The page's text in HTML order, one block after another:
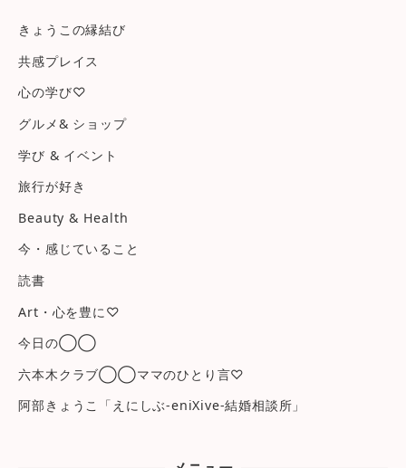
きょうこの縁結び
共感プレイス
心の学び♡
グルメ& ショップ
学び & イベント
旅行が好き
Beauty & Health
今・感じていること
読書
Art・心を豊に♡
今日の◯◯
六本木クラブ◯◯ママのひとり言♡
阿部きょうこ「えにしぶ-eniXive-結婚相談所」